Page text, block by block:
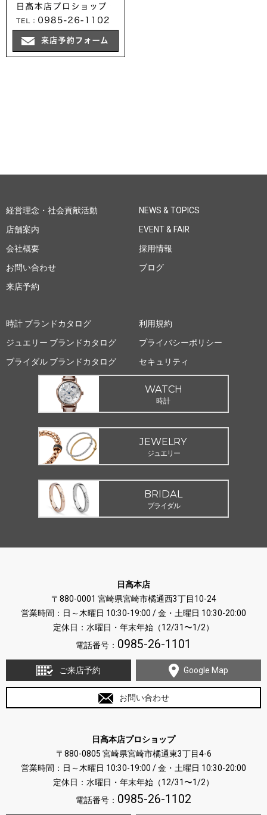
経営理念・社会貢献活動
店舗案内
会社概要
お問い合わせ
来店予約
NEWS & TOPICS
EVENT & FAIR
採用情報
ブログ
時計 ブランドカタログ
ジュエリー ブランドカタログ
ブライダル ブランドカタログ
利用規約
プライバシーポリシー
セキュリティ
WATCH
時計
JEWELRY
ジュエリー
BRIDAL
ブライダル
日髙本店
〒880-0001 宮崎県宮崎市橘通西3丁目10-24
営業時間：日～木曜日 10:30-19:00 / 金・土曜日 10:30-20:00
定休日：水曜日・年末年始（12/31〜1/2）
電話番号： 0985-26-1101
ご来店予約 Google Map
お問い合わせ
日髙本店プロショップ
〒880-0805 宮崎県宮崎市橘通東3丁目4-6
営業時間：日～木曜日 10:30-19:00 / 金・土曜日 10:30-20:00
定休日：水曜日・年末年始（12/31〜1/2）
電話番号： 0985-26-1102